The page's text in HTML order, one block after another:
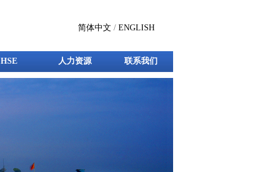
简体中文 / ENGLISH
HSE 人力资源 联系我们